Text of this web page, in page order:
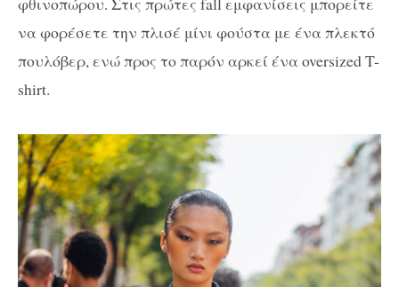
να φορέσετε την πλισέ μίνι φούστα με ένα πλεκτό
πουλόβερ, ενώ προς το παρόν αρκεί ένα oversized T-
shirt.